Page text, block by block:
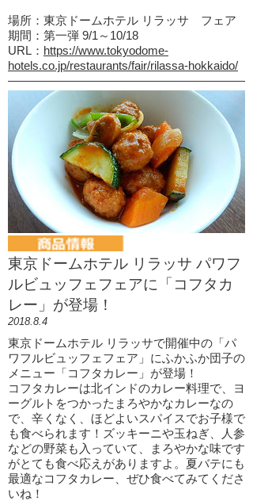
場所：東京ドームホテル リラッサ フェア
期間：第一弾 9/1～10/18
URL： https://www.tokyodome-
hotels.co.jp/restaurants/fair/rilassa-hokkaido/
東京ドームホテル リラッサ パワフ
ルビュッフェフェアに「コフタカ
レー」が登場！
2018.8.4
東京ドームホテル リラッサで開催中の「パ
ワフルビュッフェフェア」にふかふか団子の
メニュー「コフタカレー」が登場！
コフタカレーは北インドのカレー料理で、ヨ
ーグルトをつかったまろやかなカレーなの
で、辛くなく、ほどよいスパイスでお子様で
も食べられます！ズッキーニや玉ねぎ、人参
などの野菜も入っていて、まろやかな味です
がとても食べ応えがありますよ。夏バテにも
最適なコフタカレー、ぜひ食べてみてくださ
いね！